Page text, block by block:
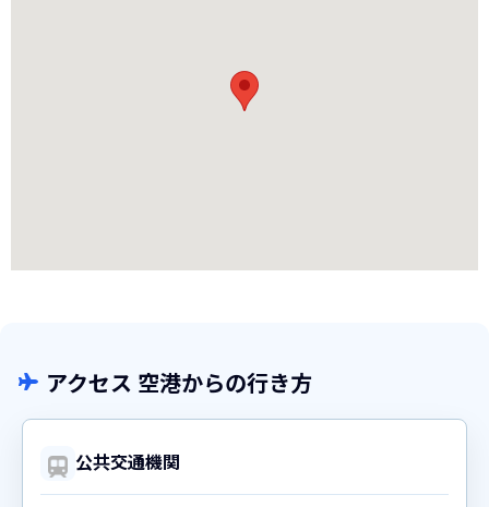
アクセス 空港からの行き方
公共交通機関